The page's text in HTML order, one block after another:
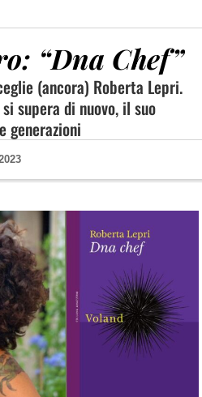
“Dna Chef”
(ancora) Roberta Lepri.
supera di nuovo, il suo